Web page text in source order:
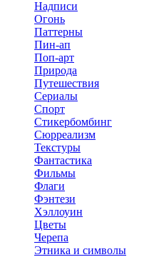
Надписи
Огонь
Паттерны
Пин-ап
Поп-арт
Природа
Путешествия
Сериалы
Спорт
Стикербомбинг
Сюрреализм
Текстуры
Фантастика
Фильмы
Флаги
Фэнтези
Хэллоуин
Цветы
Черепа
Этника и символы